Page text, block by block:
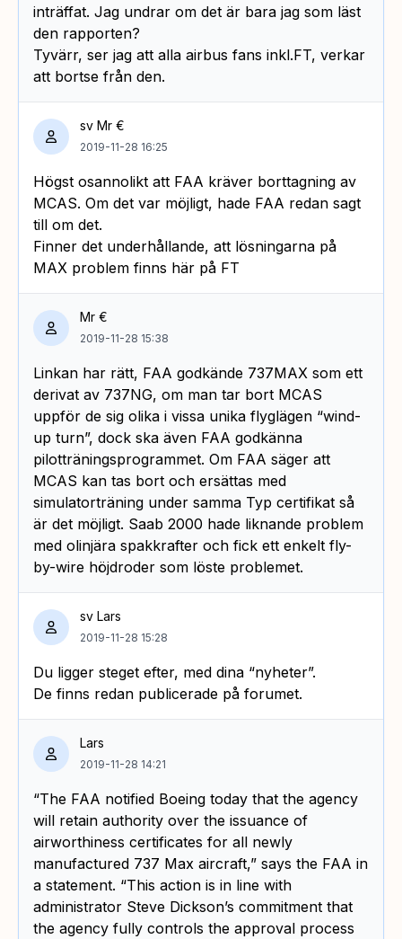
inträffat. Jag undrar om det är bara jag som läst
den rapporten?
Tyvärr, ser jag att alla airbus fans inkl.FT, verkar
att bortse från den.
sv Mr €
2019-11-28 16:25
Högst osannolikt att FAA kräver borttagning av
MCAS. Om det var möjligt, hade FAA redan sagt
till om det.
Finner det underhållande, att lösningarna på
MAX problem finns här på FT
Mr €
2019-11-28 15:38
Linkan har rätt, FAA godkände 737MAX som ett
derivat av 737NG, om man tar bort MCAS
uppför de sig olika i vissa unika flyglägen “wind-
up turn”, dock ska även FAA godkänna
pilotträningsprogrammet. Om FAA säger att
MCAS kan tas bort och ersättas med
simulatorträning under samma Typ certifikat så
är det möjligt. Saab 2000 hade liknande problem
med olinjära spakkrafter och fick ett enkelt fly-
by-wire höjdroder som löste problemet.
sv Lars
2019-11-28 15:28
Du ligger steget efter, med dina “nyheter”.
De finns redan publicerade på forumet.
Lars
2019-11-28 14:21
“The FAA notified Boeing today that the agency
will retain authority over the issuance of
airworthiness certificates for all newly
manufactured 737 Max aircraft,” says the FAA in
a statement. “This action is in line with
administrator Steve Dickson’s commitment that
the agency fully controls the approval process